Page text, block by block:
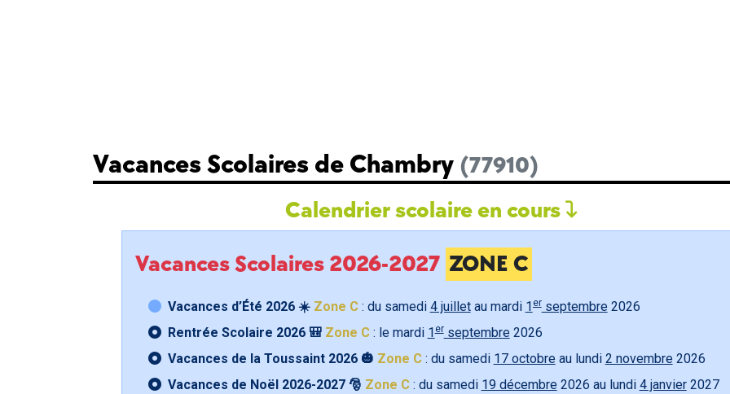
Vacances Scolaires de Chambry (77910)
Calendrier scolaire en cours
Vacances Scolaires 2026-2027 ZONE C
Vacances d’Été 2026 ☀️ Zone C: du samedi 4 juilletau mardi 1 erseptembre 2026
Rentrée Scolaire 2026 🎒 Zone C: le mardi 1erseptembre 2026
Vacances de la Toussaint 2026 🎃 Zone C: du samedi 17 octobre au lundi 2 novembre 2026
Vacances de Noël 2026-2027 🎅 Zone C: du samedi 19 décembre 2026 au lundi 4 janvier2027